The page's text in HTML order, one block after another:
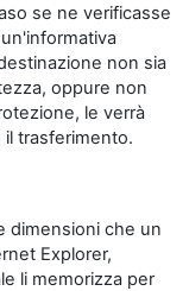
se ne verificasse
non sia
oppure non
le verrà
trasferimento.
dimensioni che un
Explorer,
li memorizza per